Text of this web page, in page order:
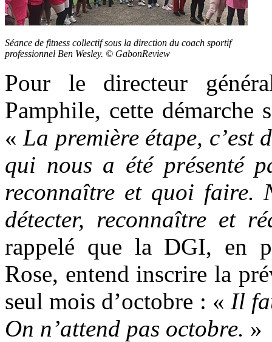
Séance de fitness collectif sous la direction du coach sportif
professionnel Ben Wesley. © GabonReview
Pour le directeur
Pamphile, cette démarche
«La première étape, c’est
qui nous a été présenté
reconnaître et quoi faire.
détecter, reconnaître et
rappelé que la DGI, en
Rose, entend inscrire la
seul mois d’octobre : « Il
On n’attend pas octobre. »